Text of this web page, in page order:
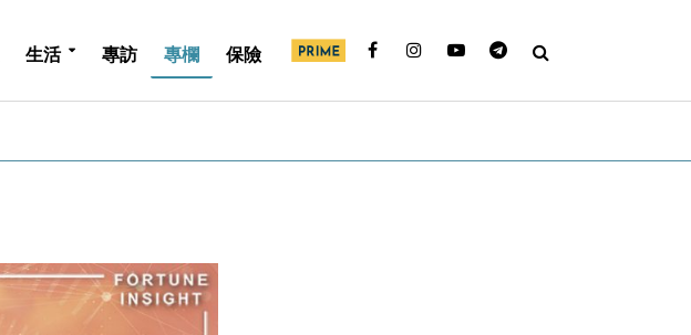
生活 專訪 專欄 保險